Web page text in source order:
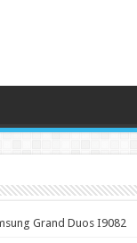
Grand Duos I9082